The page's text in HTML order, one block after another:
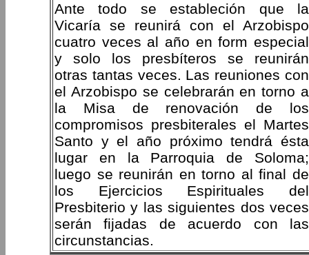
Ante todo se estableción que la
Vicaría se reunirá con el Arzobispo
cuatro veces al año en form especial
y solo los presbíteros se reunirán
otras tantas veces. Las reuniones con
el Arzobispo se celebrarán en torno a
la Misa de renovación de los
compromisos presbiterales el Martes
Santo y el año próximo tendrá ésta
lugar en la Parroquia de Soloma;
luego se reunirán en torno al final de
los Ejercicios Espirituales del
Presbiterio y las siguientes dos veces
serán fijadas de acuerdo con las
circunstancias.